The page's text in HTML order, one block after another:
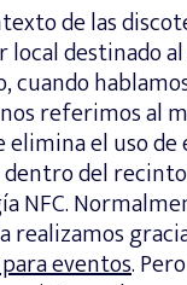
de las
local destinado
cuando
referimos al
elimina el uso
del
NFC.
realizamos
eventos.